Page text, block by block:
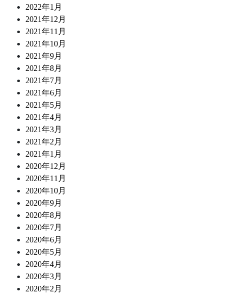
2022年1月
2021年12月
2021年11月
2021年10月
2021年9月
2021年8月
2021年7月
2021年6月
2021年5月
2021年4月
2021年3月
2021年2月
2021年1月
2020年12月
2020年11月
2020年10月
2020年9月
2020年8月
2020年7月
2020年6月
2020年5月
2020年4月
2020年3月
2020年2月